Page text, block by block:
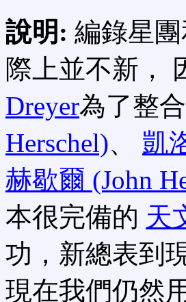
說明: 編錄星
際上並不新，
Dreyer為了整
Herschel)、 凱
赫歇爾 (John
本很完備的 天
功，新總表到
現在我們仍然